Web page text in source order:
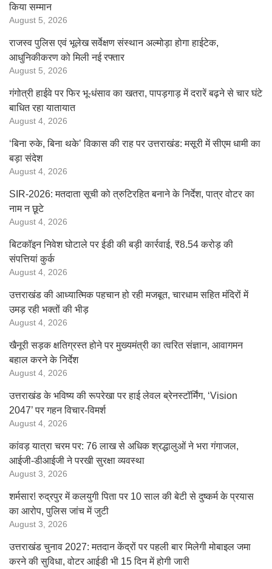
किया सम्मान
August 5, 2026
राजस्व पुलिस एवं भूलेख सर्वेक्षण संस्थान अल्मोड़ा होगा हाईटेक,
आधुनिकीकरण को मिली नई रफ्तार
August 5, 2026
गंगोत्री हाईवे पर फिर भू-धंसाव का खतरा, पापड़गाड़ में दरारें बढ़ने से चार घंटे
बाधित रहा यातायात
August 4, 2026
‘बिना रुके, बिना थके’ विकास की राह पर उत्तराखंड: मसूरी में सीएम धामी का
बड़ा संदेश
August 4, 2026
SIR-2026: मतदाता सूची को त्रुटिरहित बनाने के निर्देश, पात्र वोटर का
नाम न छूटे
August 4, 2026
बिटकॉइन निवेश घोटाले पर ईडी की बड़ी कार्रवाई, ₹8.54 करोड़ की
संपत्तियां कुर्क
August 4, 2026
उत्तराखंड की आध्यात्मिक पहचान हो रही मजबूत, चारधाम सहित मंदिरों में
उमड़ रही भक्तों की भीड़
August 4, 2026
खैनूरी सड़क क्षतिग्रस्त होने पर मुख्यमंत्री का त्वरित संज्ञान, आवागमन
बहाल करने के निर्देश
August 4, 2026
उत्तराखंड के भविष्य की रूपरेखा पर हाई लेवल ब्रेनस्टॉर्मिंग, ‘Vision
2047’ पर गहन विचार-विमर्श
August 4, 2026
कांवड़ यात्रा चरम पर: 76 लाख से अधिक श्रद्धालुओं ने भरा गंगाजल,
आईजी-डीआईजी ने परखी सुरक्षा व्यवस्था
August 3, 2026
शर्मसार! रुद्रपुर में कलयुगी पिता पर 10 साल की बेटी से दुष्कर्म के प्रयास
का आरोप, पुलिस जांच में जुटी
August 3, 2026
उत्तराखंड चुनाव 2027: मतदान केंद्रों पर पहली बार मिलेगी मोबाइल जमा
करने की सुविधा, वोटर आईडी भी 15 दिन में होगी जारी